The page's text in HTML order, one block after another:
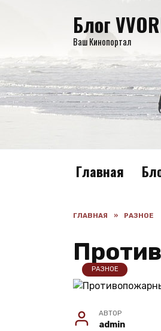
Блог
Ваш Кинопортал
Главная
ГЛАВНАЯ » РАЗНОЕ
РАЗНОЕ
АВТОР
admin